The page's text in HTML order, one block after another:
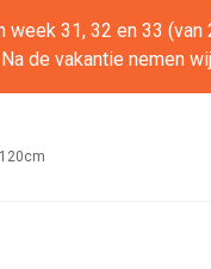
week 31, 32 en 33
Na de vakantie nemen